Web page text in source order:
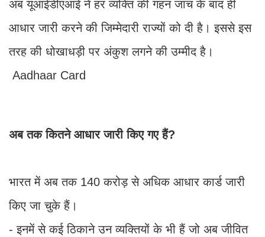
अब यूआईडीएआई ने हर व्यक्ति की गहन जांच के बाद ही
आधार जारी करने की जिम्मेदारी राज्यों को दी है। इससे इस
तरह की धोखाधड़ी पर अंकुश लगने की उम्मीद है।
Aadhaar Card
अब तक कितने आधार जारी किए गए हैं?
भारत में अब तक 140 करोड़ से अधिक आधार कार्ड जारी
किए जा चुके हैं।
- इनमें से कई ठिकाने उन व्यक्तियों के भी हैं जो अब जीवित